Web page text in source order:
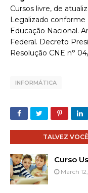
Cursos livre, de
Legalizado conforme
Educação Nacional.
Federal. Decreto
Resolução CNE n°
INFORMÁTICA
TALVEZ
Curso
March